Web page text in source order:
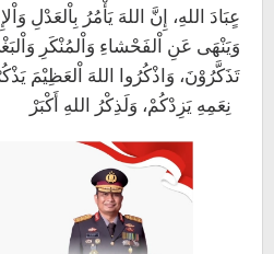
عٍبَادَ اللهِ، إِنَّ اللهَ يَأْمُرُ بِاْلعَدْلِ
وَيَنْهَى عَنِ اْلفَحْشاءِ وَاْلمُنْكَرِ
تَذَكَّرُوْنَ، وَاذْكُرُوا اللهَ اْلعَظِيْمَ